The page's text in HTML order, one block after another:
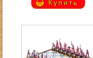
Купить